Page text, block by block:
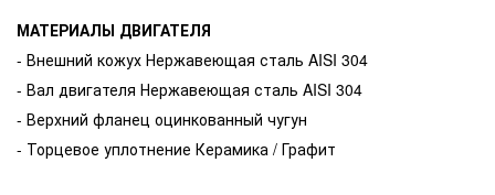
МАТЕРИАЛЫ ДВИГАТЕЛЯ
- Внешний кожух Нержавеющая сталь AISI 304
- Вал двигателя Нержавеющая сталь AISI 304
- Верхний фланец оцинкованный чугун
- Торцевое уплотнение Керамика / Графит